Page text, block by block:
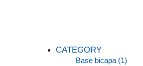
CATEGORY
Base bicapa (1)